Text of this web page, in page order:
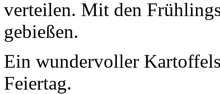
verteilen. Mit den
gebießen.
Ein wundervoller
Feiertag.